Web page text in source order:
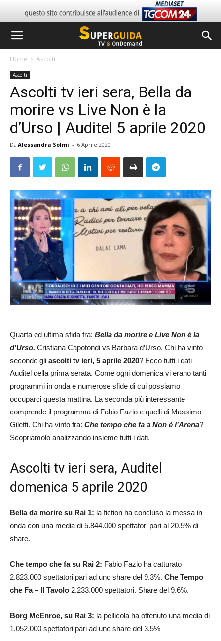
Home Ascolti
Ascolti
Ascolti tv ieri sera, Bella da
morire vs Live Non è la
d’Urso | Auditel 5 aprile 2020
Da Alessandra Solmi - 6 Aprile 2020
Quarta ed ultima sfida fra: Bella da morire e Live Non è la
d’Urso. Cristiana Capotondi vs Barbara d’Urso. Chi ha vinto
secondo gli ascolti tv ieri, 5 aprile 2020? Ecco tutti i dati
Auditel della prima serata. Come ogni domenica vi erano tanti
programmi in onda e numerose sfide di cui possiamo
occuparci questa mattina. La seconda più interessante
comprende il programma di Fabio Fazio e quelli di Massimo
Giletti. Chi ha vinto fra: Che tempo che fa a Non è l’Arena?
Scopriamolo analizzando insieme tutti i dati.
Ascolti tv ieri sera, Auditel
domenica 5 aprile 2020
Bella da morire su Rai 1: la fiction ha concluso la messa in
onda con una media di 5.844.000 spettatori pari al 20.5% di
share.
Che tempo che fa su Rai 2: Fabio Fazio ha catturato
2.823.000 spettatori pari ad uno share del 9.3%. Che Tempo
che Fa – Il Tavolo 2.233.000 spettatori. Share del 9.6%.
Borg McEnroe, su Rai 3: la pellicola ha ottenuto una media di
1.052.000 spettatori pari ad uno share del 3.5%